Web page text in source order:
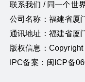
联系我们 / 同一个世
公司名称：福建省厦
通讯地址：福建省厦
版权信息：
IPC备案：闽ICP备